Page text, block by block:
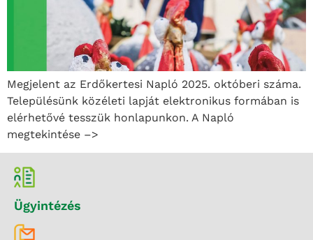
Megjelent az Erdőkertesi Napló 2025. októberi száma.
Településünk közéleti lapját elektronikus formában is
elérhetővé tesszük honlapunkon. A Napló
megtekintése –>
Ügyintézés